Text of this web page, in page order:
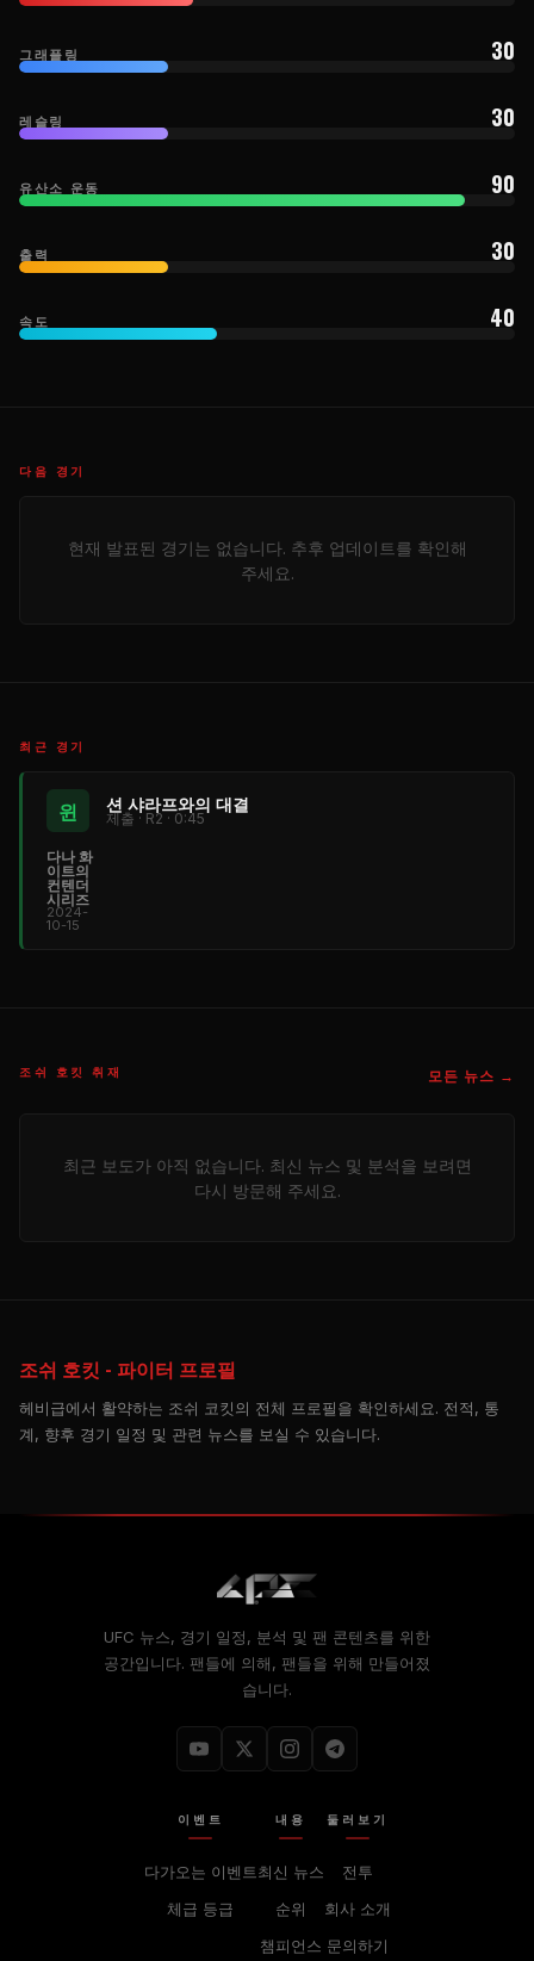
그래플링 30
레슬링 30
유산소 운동 90
출력 30
속도 40
다음 경기
현재 발표된 경기는 없습니다. 추후 업데이트를 확인해
주세요.
최근 경기
윈 션 샤라프와의 대결
제출 · R2 · 0:45
다나 화
이트의
컨텐더
시리즈
2024-
10-15
조쉬 호킷 취재 모든 뉴스 →
최근 보도가 아직 없습니다. 최신 뉴스 및 분석을 보려면
다시 방문해 주세요.
조쉬 호킷 - 파이터 프로필
헤비급에서 활약하는 조쉬 코킷의 전체 프로필을 확인하세요. 전적, 통
계, 향후 경기 일정 및 관련 뉴스를 보실 수 있습니다.
UFC 뉴스, 경기 일정, 분석 및 팬 콘텐츠를 위한
공간입니다. 팬들에 의해, 팬들을 위해 만들어졌
습니다.
이벤트
다가오는 이벤트
체급 등급
내용
최신 뉴스
순위
챔피언스
둘러보기
전투
회사 소개
문의하기